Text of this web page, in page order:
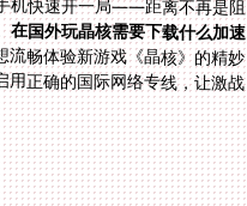
在国外玩晶核需要下载什么加速
流畅体验新游戏《晶核》的精妙
用正确的国际网络专线，让激战